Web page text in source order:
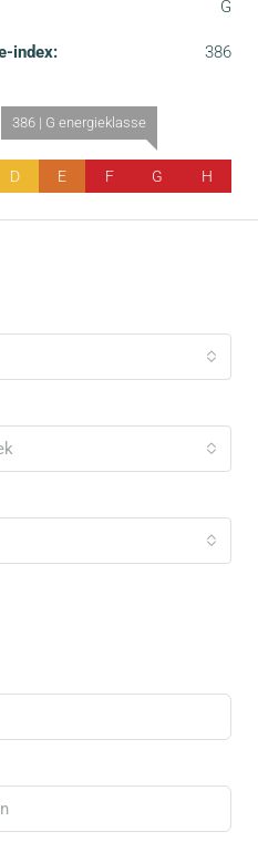
G
index: 386
D E F
386 | G energieklasse
G H